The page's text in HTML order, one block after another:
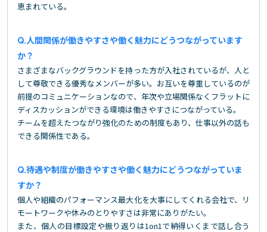
恵まれている。
人間関係が働きやすさや働く魅力にどうつながっています
か？
さまざまなバックグラウンドを持った方が入社されているが、人と
して尊敬できる優秀なメンバーが多い。お互いを尊重しているのが
前提のコミュニケーションなので、年次や立場関係なくフラットに
ディスカッションができる環境は働きやすさにつながっている。
チームを超えたつながり強化のための制度もあり、仕事以外の話も
できる関係性である。
待遇や制度が働きやすさや働く魅力にどうつながっていま
すか？
個人や組織のパフォーマンス最大化を大事にしてくれる会社で、リ
モートワークや休みのとりやすさは非常にありがたい。
また、個人の目標設定や振り返りは1on1で納得いくまで話し合う